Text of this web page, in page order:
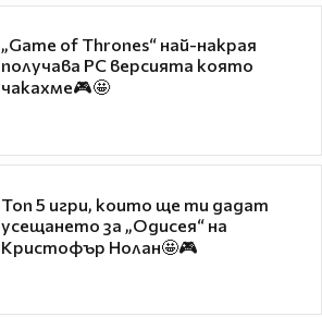
„Game of Thrones“ най-накрая
получава PC версията която
чакахме🎮🤩
Топ 5 игри, които ще ти дадат
усещането за „Одисея“ на
Кристофър Нолан🤩🎮